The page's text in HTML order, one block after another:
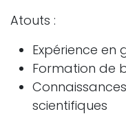
Atouts :
Expérience en
Formation de
scientifiques